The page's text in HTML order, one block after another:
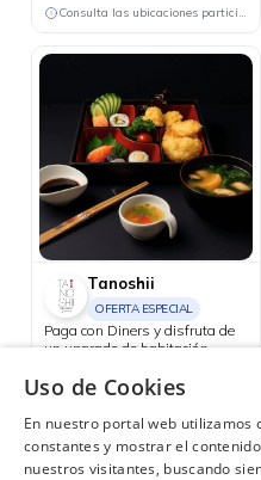
Consulta las ubicaciones participantes
Tanoshii
OFERTA ESPECIAL
Paga con Diners y disfruta de
un upgrade de habitación
Quito
Uso de Cookies
En nuestro portal web utilizamos
constantes y mostrar el
nuestros visitantes, buscando